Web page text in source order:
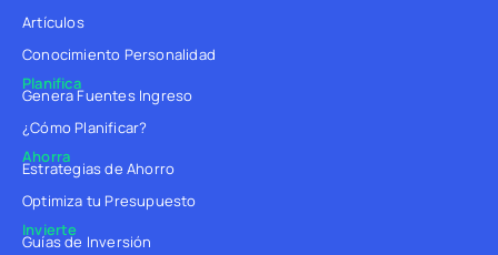
Artículos
Conocimiento Personalidad
Planifica
Genera Fuentes Ingreso
¿Cómo Planificar?
Ahorra
Estrategias de Ahorro
Optimiza tu Presupuesto
Invierte
Guías de Inversión